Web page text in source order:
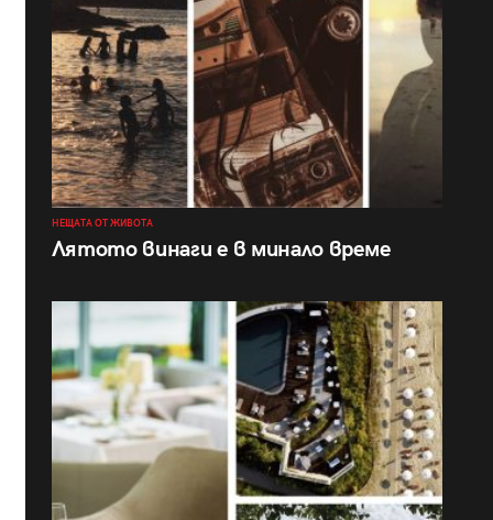
НЕЩАТА ОТ ЖИВОТА
Лятото винаги е в минало време